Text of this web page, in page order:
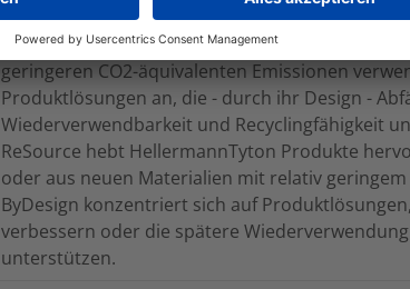
Source-Produkte werden aus Kunststoffen
zurückgewonnen werden, aus pflanzlichen
geringeren CO2-äquivalenten Emissionen
Produktlösungen an, die - durch ihr Design -
Wiederverwendbarkeit und Recyclingfähigkeit
ReSource hebt HellermannTyton Produkte
oder aus neuen Materialien mit relativ
ByDesign konzentriert sich auf
verbessern oder die spätere
unterstützen.